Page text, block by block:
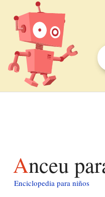
Anceu
Enciclopedia para niños